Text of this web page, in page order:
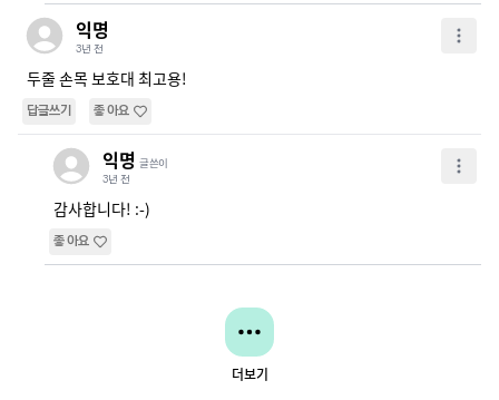
익명
3년 전
두줄 손목 보호대 최고용!
답글쓰기 좋아요
익명 글쓴이
3년 전
감사합니다! :-)
좋아요
더보기